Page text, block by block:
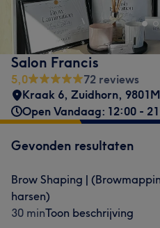
Salon Francis
5,0
72 reviews
Kraak 6, Zuidhorn,
Open Vandaag: 12:00 -
Gevonden resultaten
Brow Shaping |
harsen)
30 minToon beschrijving